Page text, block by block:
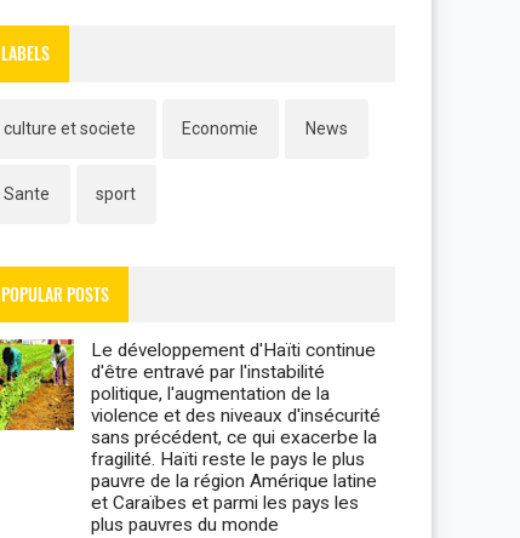
LABELS
culture et societe Economie News
Sante sport
POPULAR POSTS
Le développement d'Haïti continue
d'être entravé par l'instabilité
politique, l'augmentation de la
violence et des niveaux d'insécurité
sans précédent, ce qui exacerbe la
fragilité. Haïti reste le pays le plus
pauvre de la région Amérique latine
et Caraïbes et parmi les pays les
plus pauvres du monde